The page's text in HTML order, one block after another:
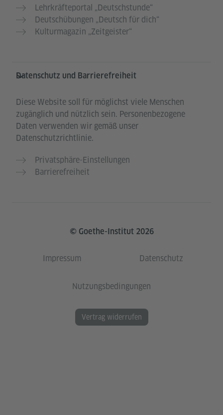
Lehrkräfteportal „Deutschstunde“
Deutschübungen „Deutsch für dich“
Kulturmagazin „Zeitgeister“
Datenschutz und Barrierefreiheit
Diese Website soll für möglichst viele Menschen
zugänglich und nützlich sein. Personenbezogene
Daten verwenden wir gemäß unser
Datenschutzrichtlinie.
Privatsphäre-Einstellungen
Barrierefreiheit
© Goethe-Institut 2026
Impressum Datenschutz
Nutzungsbedingungen
Vertrag widerrufen